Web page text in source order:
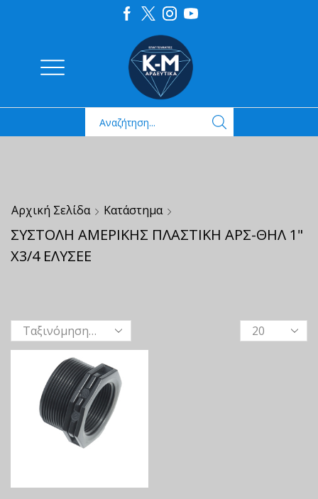
Αρχική Σελίδα Κατάστημα
ΣΥΣΤΟΛΗ ΑΜΕΡΙΚΗΣ ΠΛΑΣΤΙΚΗ ΑΡΣ-ΘΗΛ 1"
Χ3/4 ΕΛΥΣΕΕ